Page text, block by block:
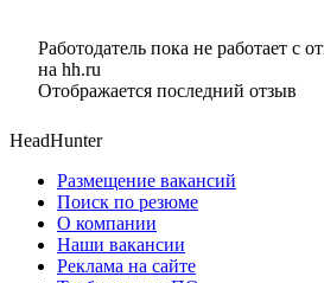
Работодатель пока не работает с
на hh.ru
Отображается последний отзыв
HeadHunter
Размещение вакансий
Поиск по резюме
О компании
Наши вакансии
Реклама на сайте